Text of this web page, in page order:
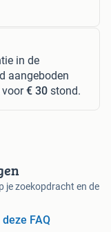
in de
aangeboden
voor€ 30 stond.
je zoekopdracht en de
FAQ